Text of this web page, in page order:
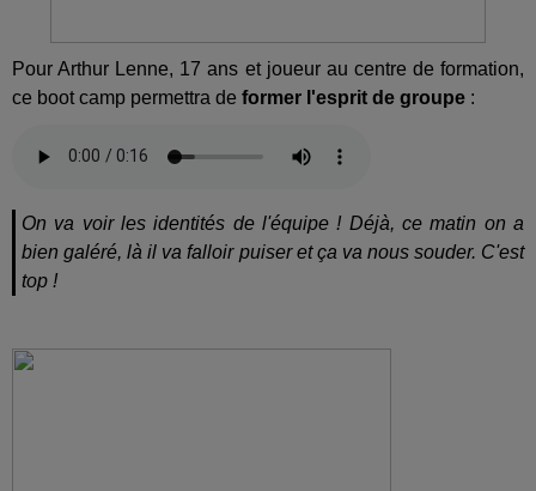
Pour Arthur Lenne, 17 ans et joueur au centre de formation,
ce boot camp permettra de former l'esprit de groupe :
On va voir les identités de l'équipe ! Déjà, ce matin on a
bien galéré, là il va falloir puiser et ça va nous souder. C'est
top !